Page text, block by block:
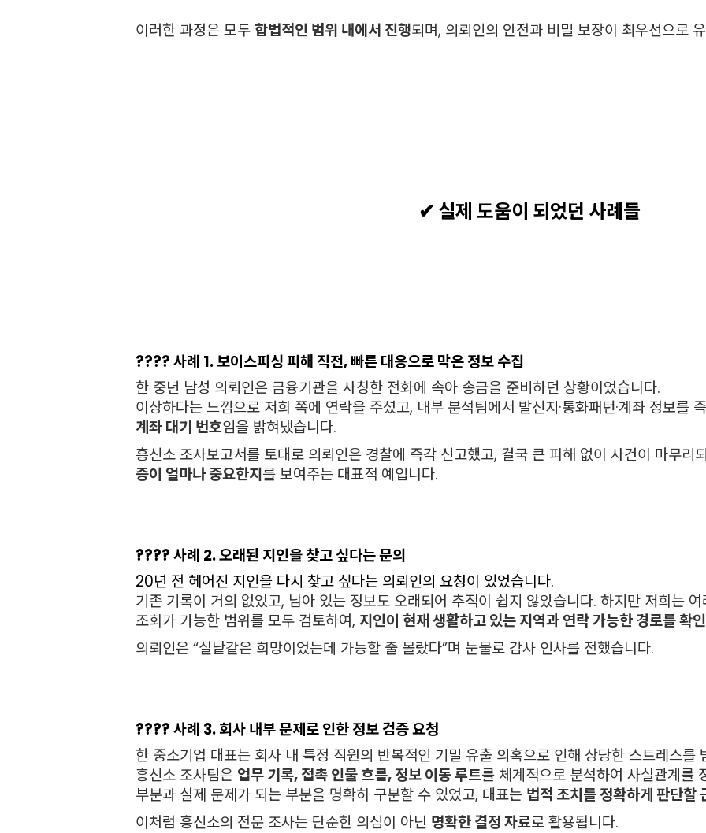
이러한 과정은 모두합법적인 범위 내에서 진행되며, 의뢰인의 안전과 비밀 보장이 최우선으로
✔ 실제 도움이 되었던 사례들
???? 사례 1. 보이스피싱 피해 직전, 빠른 대응으로 막은 정보 수집
한 중년 남성 의뢰인은 금융기관을 사칭한 전화에 속아 송금을 준비하던 상황이었습니다.
이상하다는 느낌으로 저희 쪽에 연락을 주셨고, 내부 분석팀에서 발신지·통화패턴·계좌 정보를
계좌 대기 번호임을 밝혀냈습니다.
흥신소 조사보고서를 토대로 의뢰인은 경찰에 즉각 신고했고, 결국 큰 피해 없이 사건이 마무리
증이 얼마나 중요한지를 보여주는 대표적 예입니다.
???? 사례 2. 오래된 지인을 찾고 싶다는 문의
20년 전 헤어진 지인을 다시 찾고 싶다는 의뢰인의 요청이 있었습니다.
기존 기록이 거의 없었고, 남아 있는 정보도 오래되어 추적이 쉽지 않았습니다. 하지만 저희는
조회가 가능한 범위를 모두 검토하여, 지인이 현재 생활하고 있는 지역과 연락 가능한 경로를 확인
의뢰인은 “실낱같은 희망이었는데 가능할 줄 몰랐다”며 눈물로 감사 인사를 전했습니다.
???? 사례 3. 회사 내부 문제로 인한 정보 검증 요청
한 중소기업 대표는 회사 내 특정 직원의 반복적인 기밀 유출 의혹으로 인해 상당한 스트레스를
흥신소 조사팀은 업무 기록, 접촉 인물 흐름, 정보 이동 루트를 체계적으로 분석하여 사실관계를
부분과 실제 문제가 되는 부분을 명확히 구분할 수 있었고, 대표는 법적 조치를 정확하게 판단할
이처럼 흥신소의 전문 조사는 단순한 의심이 아닌 명확한 결정 자료로 활용됩니다.